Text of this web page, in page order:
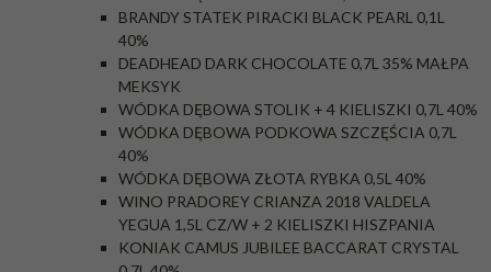
BRANDY STATEK PIRACKI BLACK PEARL 0,1L
40%
DEADHEAD DARK CHOCOLATE 0,7L 35% MAŁPA
MEKSYK
WÓDKA DĘBOWA STOLIK + 4 KIELISZKI 0,7L 40%
WÓDKA DĘBOWA PODKOWA SZCZĘŚCIA 0,7L
40%
WÓDKA DĘBOWA ZŁOTA RYBKA 0,5L 40%
WINO PRADOREY CRIANZA 2018 VALDELA
YEGUA 1,5L CZ/W + 2 KIELISZKI HISZPANIA
KONIAK CAMUS JUBILEE BACCARAT CRYSTAL